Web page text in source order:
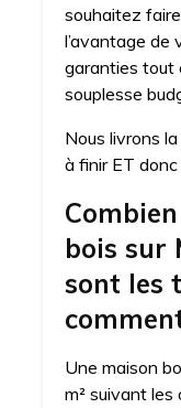
souhaitez
l’avantage de
garanties tout
souplesse
Nous livrons
à finir ET
bois sur
sont les
Une maison
m² suivant les